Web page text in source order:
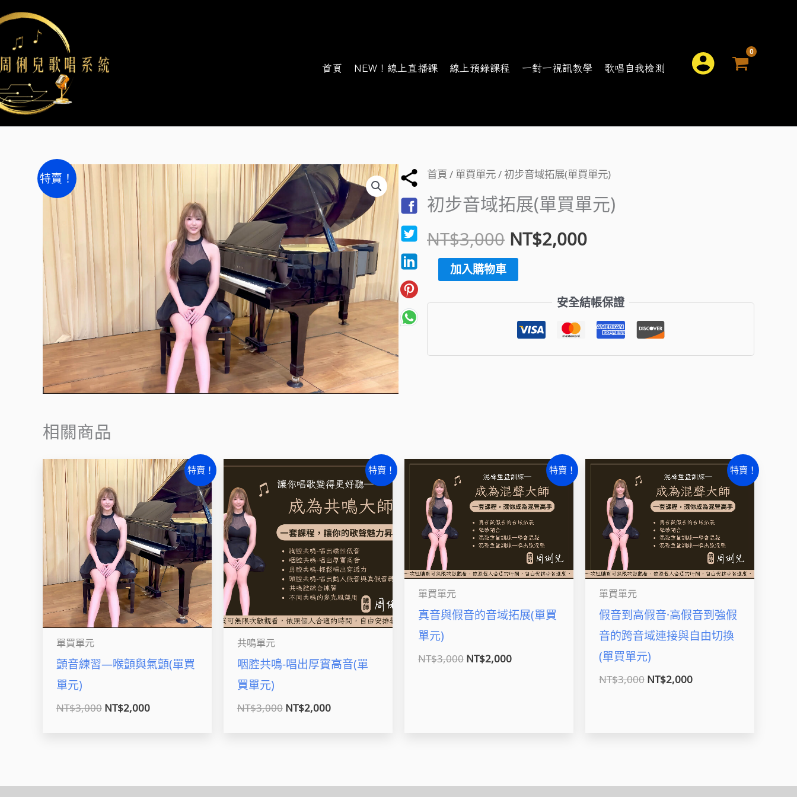
跳
至
要
內
容
首頁 NEW！線上直播課 線上預錄課程 一對一視訊教學 歌唱自我檢測搜
特賣！ 首頁 / 單買單元/ 初步音域拓展(單買單元)
初步音域拓展(單買單元)
NT$3,000
原
始
價
NT$3,000。
NT$2,000
目
前
價
NT$2,000。
初
步
音
域
元)
加入購物車
安全結帳保證
相關商品
特賣！
單買單元
顫音練習—喉顫與氣顫(單買
單元)
NT$3,000
價
格：
NT$3,000。
NT$2,000
目
前
價
格：
NT$2,000。
特賣！
共鳴單元
咽腔共鳴-唱出厚實高音(單
買單元)
NT$3,000
原
始
價
格：
NT$3,000。
NT$2,000
目
前
價
格：
NT$2,000。
特賣！
單買單元
真音與假音的音域拓展(單買
單元)
NT$3,000
原
格：
NT$3,000。
NT$2,000
目
前
價
格：
NT$2,000。
特賣！
單買單元
假音到高假音·高假音到強假
音的跨音域連接與自由切換
(單買單元)
NT$3,000
原
格：
NT$3,000。
NT$2,000
目
前
價
格：
NT$2,000。